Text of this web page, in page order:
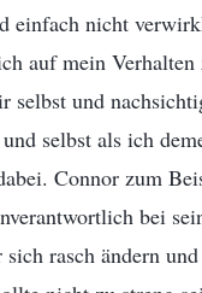
einfach nicht
auf mein
selbst und
selbst als ich
Connor zum
bei
rasch ändern